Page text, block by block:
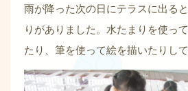
雨が降った次の日にテラスに出る
りがありました。水たまりを使っ
たり、筆を使って絵を描いたりし